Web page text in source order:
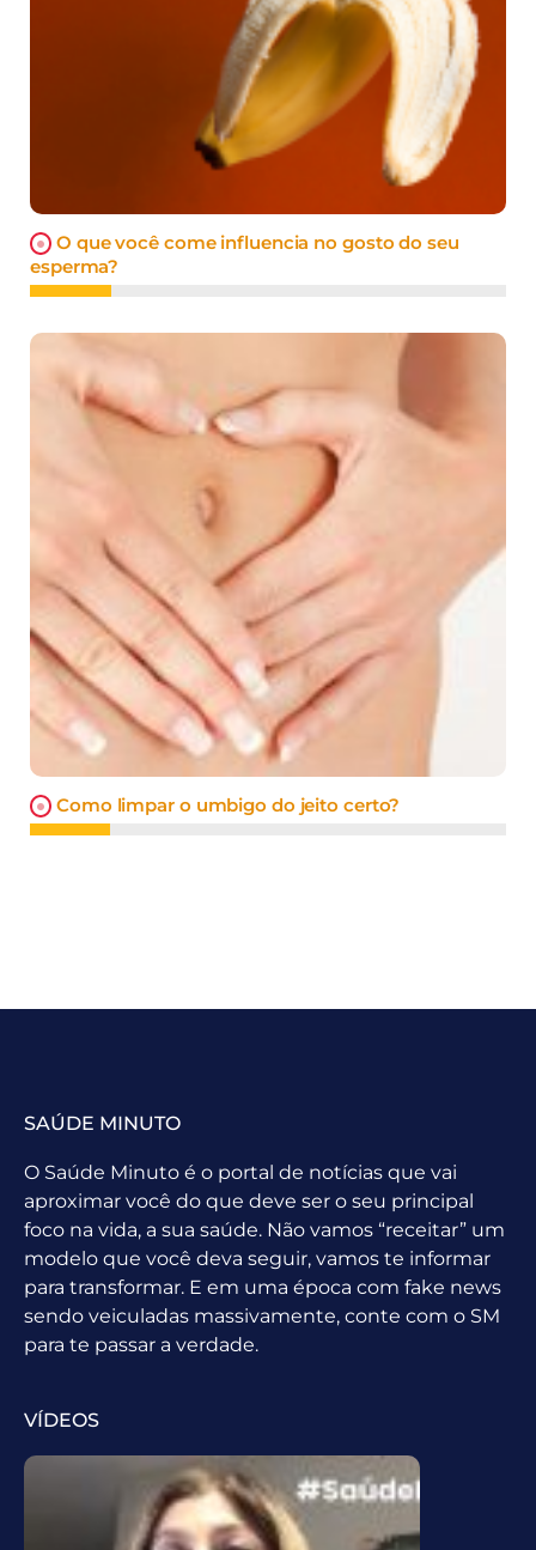
O que você come influencia no gosto do seu
esperma?
Como limpar o umbigo do jeito certo?
SAÚDE MINUTO
O Saúde Minuto é o portal de notícias que vai
aproximar você do que deve ser o seu principal
foco na vida, a sua saúde. Não vamos “receitar” um
modelo que você deva seguir, vamos te informar
para transformar. E em uma época com fake news
sendo veiculadas massivamente, conte com o SM
para te passar a verdade.
VÍDEOS